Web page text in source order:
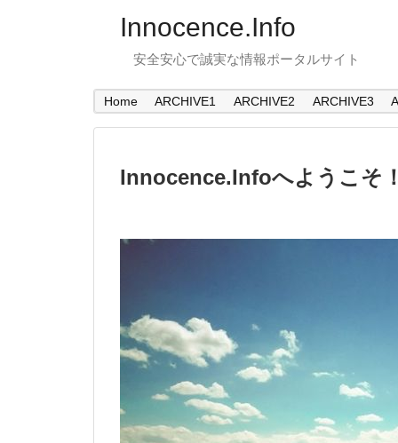
Innocence.Info
安全安心で誠実な情報ポータルサイト
Home ARCHIVE1 ARCHIVE2 ARCHIVE3
Innocence.Infoへようこそ